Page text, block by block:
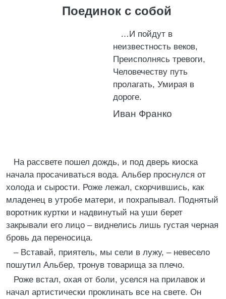
Поединок с собой
…И пойдут в
неизвестность веков,
Преисполнясь тревоги,
Человечеству путь
пролагать, Умирая в
дороге.
Иван Франко
На рассвете пошел дождь, и под дверь киоска
начала просачиваться вода. Альбер проснулся от
холода и сырости. Роже лежал, скорчившись, как
младенец в утробе матери, и похрапывал. Поднятый
воротник куртки и надвинутый на уши берет
закрывали его лицо – виднелись лишь густая черная
бровь да переносица.
– Вставай, приятель, мы сели в лужу, – невесело
пошутил Альбер, тронув товарища за плечо.
Роже встал, охая от боли, уселся на прилавок и
начал артистически проклинать все на свете. Он